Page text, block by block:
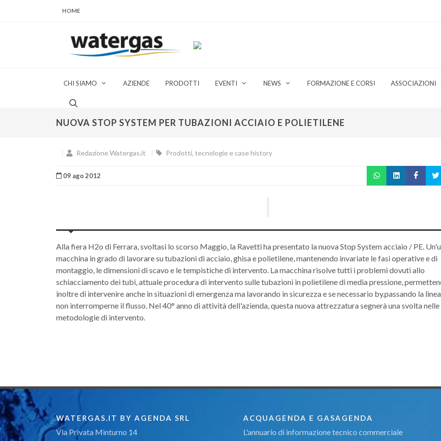
HOME
CHI SIAMO AZIENDE PRODOTTI EVENTI NEWS FORMAZIONE E CORSI ASSOCIAZIONI
NUOVA STOP SYSTEM PER TUBAZIONI ACCIAIO E POLIETILENE
Redazione Watergas.it Prodotti, tecnologie e case history
09 ago 2012
Alla fiera H2o di Ferrara, svoltasi lo scorso Maggio, la Ravetti ha presentato la nuova Stop System acciaio / PE.
macchina in grado di lavorare su tubazioni di acciaio, ghisa e polietilene, mantenendo invariate le fasi operative e di
montaggio, le dimensioni di scavo e le tempistiche di intervento. La macchina risolve tutti i problemi dovuti allo
schiacciamento dei tubi, attuale procedura di intervento sulle tubazioni in polietilene di media pressione,
inoltre di intervenire anche in situazioni di emergenza ma lavorando in sicurezza e se necessario by.passando la
non interromperne il flusso. Nel 40° anno di attività dell'azienda, questa nuova attrezzatura segnerà una svolta
metodologie di intervento.
WATERGAS.IT BY AGENDA SRL
Via Privata Minturno 14
ACQUAGENDA E GASAGENDA
L'annuario di informazione tecnico commerciale